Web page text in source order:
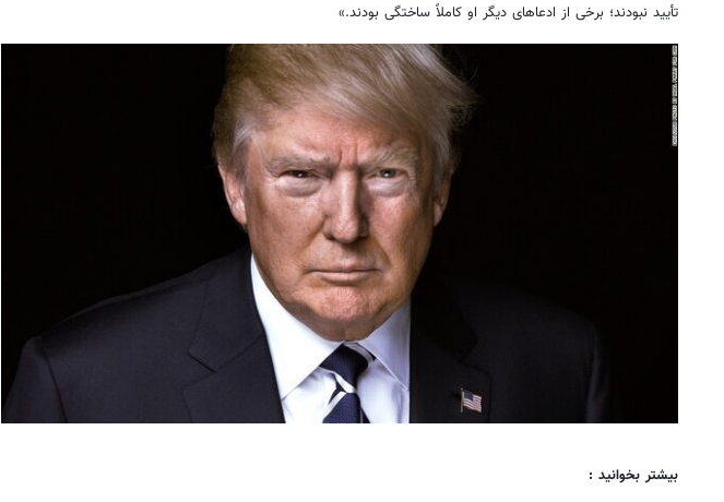
تأیید نبودند؛ برخی از ادعاهای دیگر او کاملاً ساختگی بودند.»
بیشتر بخوانید :